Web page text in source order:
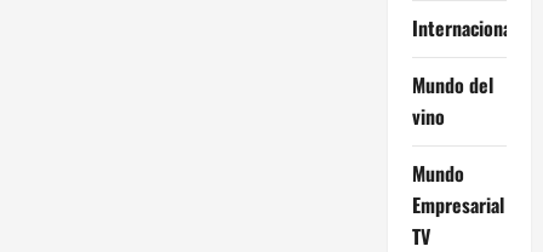
Internacional
Mundo del
vino
Mundo
Empresarial
TV